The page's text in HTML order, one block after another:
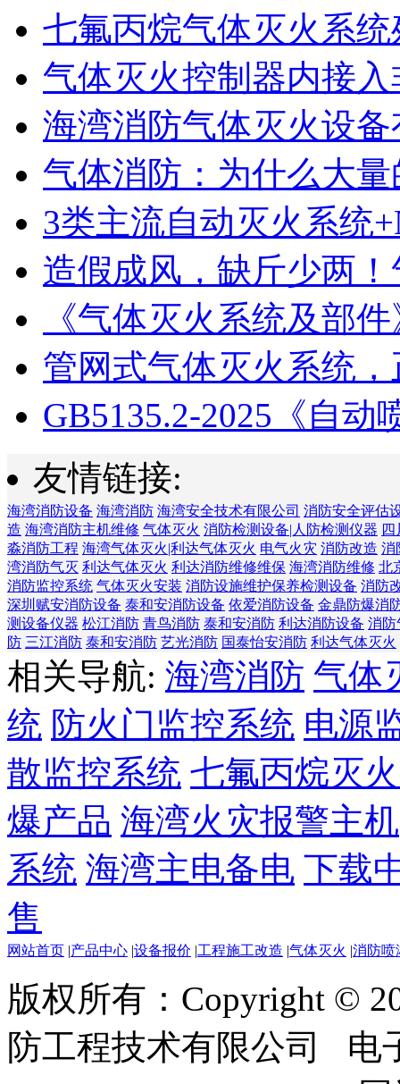
七氟丙烷气体灭火系统
气体灭火控制器内接入
海湾消防气体灭火设
气体消防：为什么大量
3类主流自动灭火系统
造假成风，缺斤少两！
《气体灭火系统及部件
管网式气体灭火系统，
GB5135.2-2025《自动
友情链接:
海湾消防设备 海湾消防 海湾安全技术有限公司 消防安全评估
造 海湾消防主机维修 气体灭火 消防检测设备|人防检测仪器
淼消防工程 海湾气体灭火|利达气体灭火 电气火灾 消防改造 消
湾消防气灭 利达气体灭火 利达消防维修维保 海湾消防维修 北
消防监控系统 气体灭火安装 消防设施维护保养检测设备 消防
深圳赋安消防设备 泰和安消防设备 依爱消防设备 金鼎防爆消
测设备仪器 松江消防 青鸟消防 泰和安消防 利达消防设备 消防
防 三江消防 泰和安消防 艺光消防 国泰怡安消防 利达气体灭火
相关导航: 海湾消防 气体
统 防火门监控系统 电源
散监控系统 七氟丙烷灭
爆产品 海湾火灾报警主机
系统 海湾主电备电 下载
售
网站首页 |产品中心 |设备报价 |工程施工改造 |气体灭火 |消防喷
版权所有：Copyright ©
防工程技术有限公司 电